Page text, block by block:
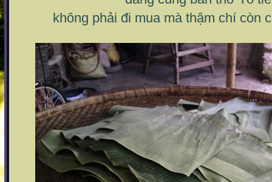
không phải đi mua mà thậm chí còn